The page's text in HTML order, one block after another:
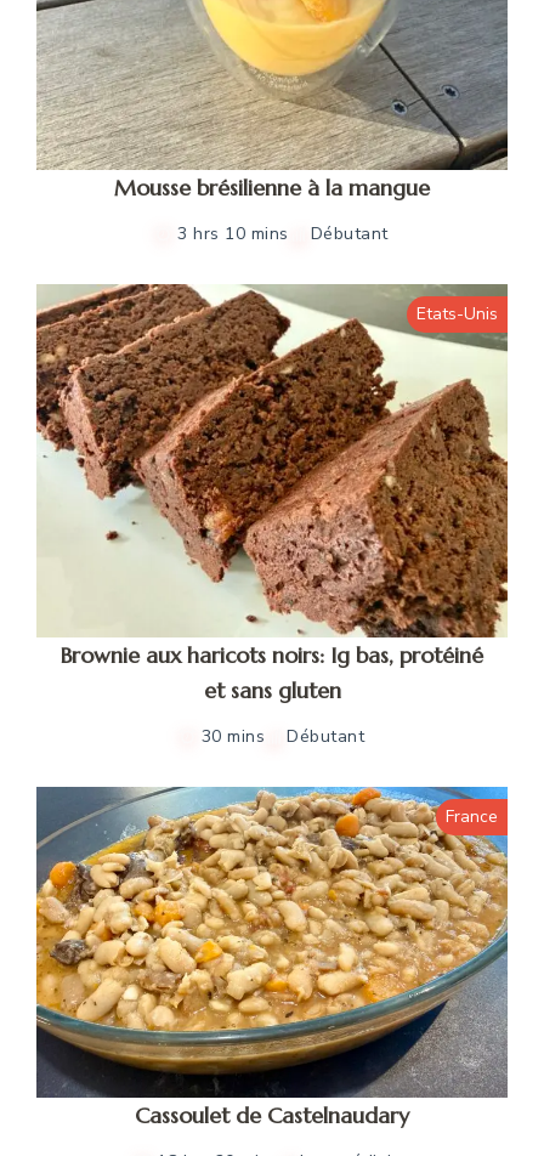
Mousse brésilienne à la mangue
3 hrs 10 mins Débutant
Etats-Unis
Brownie aux haricots noirs: Ig bas, protéiné
et sans gluten
30 mins Débutant
France
Cassoulet de Castelnaudary